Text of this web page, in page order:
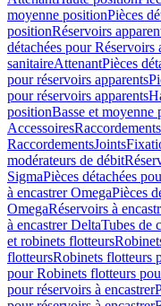
moyenne positionPièces
positionRéservoirs
détachées pour
sanitaireAttenantPièces
pour réservoirs apparents
pour réservoirs apparents
positionBasse et moyenne
AccessoiresRaccordements
RaccordementsJoints
modérateurs de débit
SigmaPièces détachées
à encastrer OmegaPièces
OmegaRéservoirs à
à encastrer DeltaTubes de
et robinets flotteurs
flotteursRobinets flotteurs
pour Robinets flotteurs
pour réservoirs à encastrer